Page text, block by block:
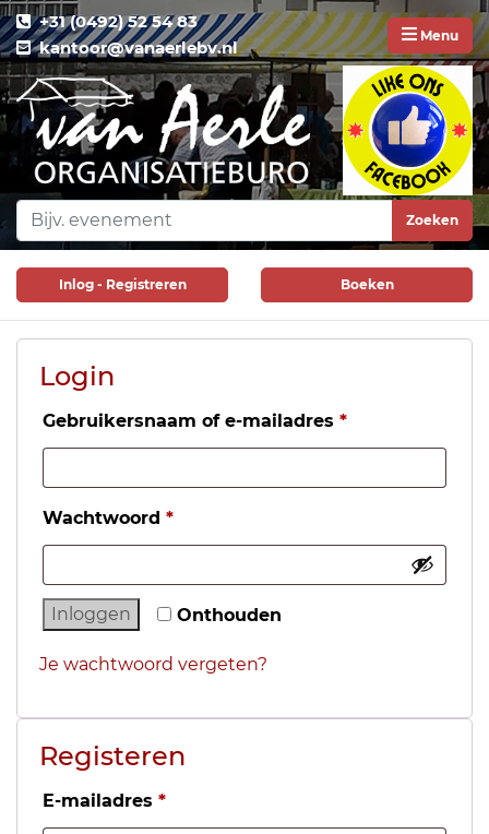
+31 (0492) 52 54 83
kantoor@vanaerlebv.nl
Menu
Zoeken
Inlog - Registreren Boeken
Login
Gebruikersnaam of e-mailadres *
Wachtwoord *
Onthouden
Inloggen
Je wachtwoord vergeten?
Registeren
E-mailadres *